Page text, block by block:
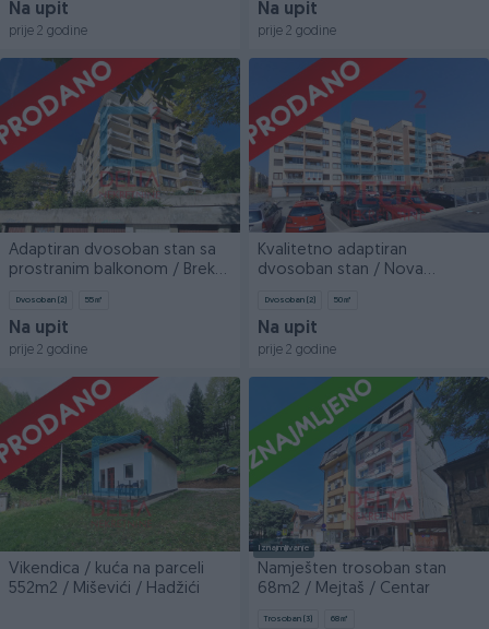
Na upit
prije 2 godine
Na upit
prije 2 godine
Adaptiran dvosoban stan sa
prostranim balkonom / Breka
Dvosoban (2) 55㎡
Na upit
prije 2 godine
Kvalitetno adaptiran
dvosoban stan / Nova
Dvosoban (2) 50㎡
Na upit
prije 2 godine
Vikendica / kuća na parceli
552m2 / Miševići / Hadžići
Iznajmljivanje
Namješten trosoban stan
68m2 / Mejtaš / Centar
Trosoban (3) 68㎡